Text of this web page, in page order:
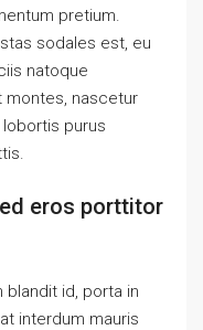
pretium.
sodales est, eu
natoque
montes, nascetur
purus
eros porttitor
blandit id, porta in
interdum mauris